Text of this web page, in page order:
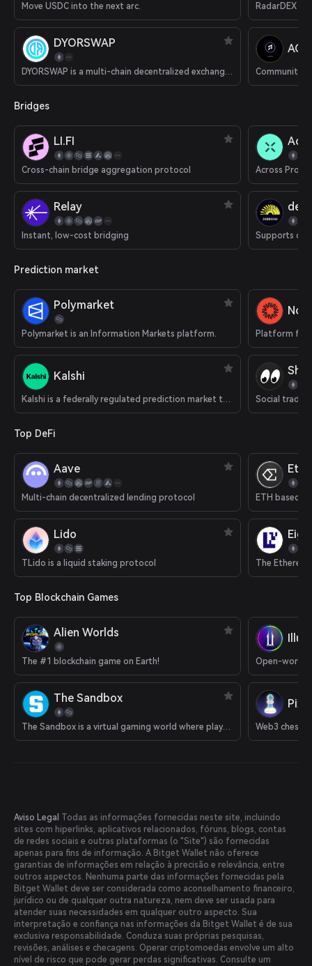
Move USDC into the next arc.
DYORSWAP
DYORSWAP is a multi-chain decentralized exchange (DEX).
Bridges
LI.FI
Cross-chain bridge aggregation protocol
Relay
Instant, low-cost bridging
Prediction market
Polymarket
Polymarket is an Information Markets platform.
Kalshi
Kalshi is a federally regulated prediction market that supports cryptocurrency deposits.
Platform for
Social
Top DeFi
Aave
Multi-chain decentralized lending protocol
Lido
TLido is a liquid staking protocol
ETH based
The
Top Blockchain Games
Alien Worlds
The #1 blockchain game on Earth!
The Sandbox
The Sandbox is a virtual gaming world where players can build, own, and monetize their gaming experiences.
Open-world
Web3 chess
Aviso Legal
Todas as informações fornecidas neste site, incluindo
sites com hiperlinks, aplicativos relacionados, fóruns, blogs, contas
de redes sociais e outras plataformas (o "Site") são fornecidas
apenas para fins de informação. A Bitget Wallet não oferece
garantias de informações em relação à precisão e relevância, entre
outros aspectos. Nenhuma parte das informações fornecidas pela
Bitget Wallet deve ser considerada como aconselhamento financeiro,
jurídico ou de qualquer outra natureza, nem deve ser usada para
atender suas necessidades em qualquer outro aspecto. Sua
interpretação e confiança nas informações da Bitget Wallet é de sua
exclusiva responsabilidade. Conduza suas próprias pesquisas,
revisões, análises e checagens. Operar criptomoedas envolve um alto
nível de risco que pode gerar perdas significativas. Consulte um